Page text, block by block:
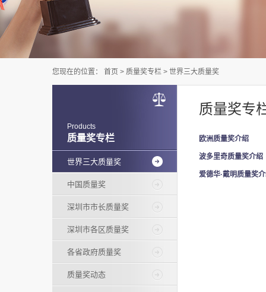
质量奖专栏
Products
世界三大质量奖
中国质量奖
深圳市市长质量奖
深圳市各区质量奖
各省政府质量奖
质量奖动态
质量奖专
您现在的位置： 首页 > 质量奖专栏 > 世界三大质量奖
欧洲质量奖介绍
波多里奇质量奖介绍
爱德华·戴明质量奖